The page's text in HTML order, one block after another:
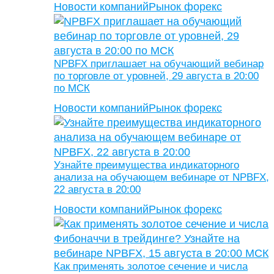
Новости компанийРынок форекс
NPBFX приглашает на обучающий вебинар
по торговле от уровней, 29 августа в 20:00
по МСК
Новости компанийРынок форекс
Узнайте преимущества индикаторного
анализа на обучающем вебинаре от NPBFX,
22 августа в 20:00
Новости компанийРынок форекс
Как применять золотое сечение и числа